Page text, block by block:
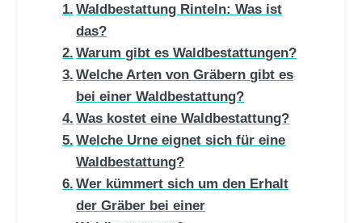
Waldbestattung Rinteln: Was ist
das?
Warum gibt es Waldbestattungen?
Welche Arten von Gräbern gibt es
bei einer Waldbestattung?
Was kostet eine Waldbestattung?
Welche Urne eignet sich für eine
Waldbestattung?
Wer kümmert sich um den Erhalt
der Gräber bei einer